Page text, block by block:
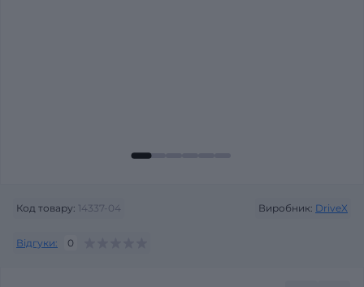
Код товару: 14337-04 Виробник: DriveX
Відгуки: 0